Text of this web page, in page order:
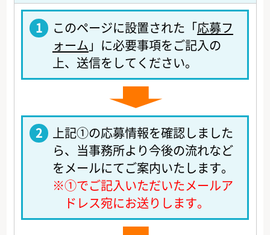
1 このページに設置された「応募フ
ォーム 」に必要事項をご記入の
上、送信をしてください。
2
上記①の応募情報を確認しました
ら、当事務所より今後の流れなど
をメールにてご案内いたします。
※①でご記入いただいたメールア
ドレス宛にお送りします。